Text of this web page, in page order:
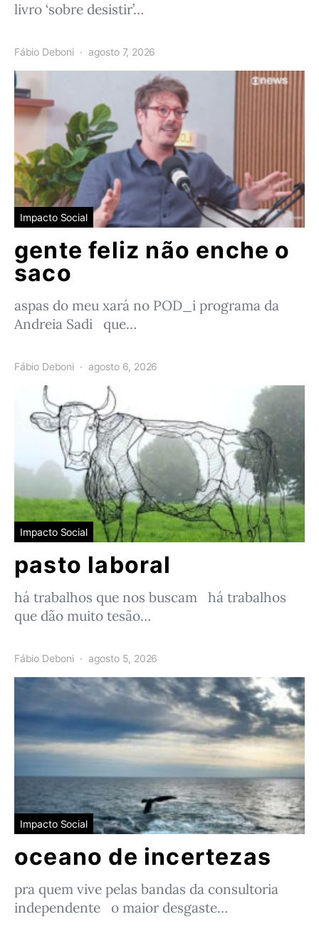
livro ‘sobre desistir’…
Fábio Deboni agosto 7, 2026
Impacto Social
gente feliz não enche o
saco
aspas do meu xará no POD_i programa da
Andreia Sadi que…
Fábio Deboni agosto 6, 2026
Impacto Social
pasto laboral
há trabalhos que nos buscam há trabalhos
que dão muito tesão…
Fábio Deboni agosto 5, 2026
Impacto Social
oceano de incertezas
pra quem vive pelas bandas da consultoria
independente o maior desgaste…